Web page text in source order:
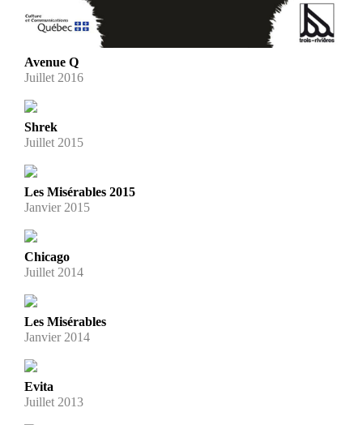
Avenue Q
Juillet 2016
Shrek
Juillet 2015
Les Misérables 2015
Janvier 2015
Chicago
Juillet 2014
Les Misérables
Janvier 2014
Evita
Juillet 2013